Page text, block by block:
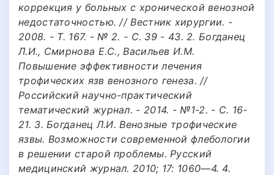
коррекция у больных с хронической венозной
недостаточностью. // Вестник хирургии. -
2008. - Т. 167. - № 2. - С. 39 - 43. 2. Богданец
Л.И., Смирнова Е.С., Васильев И.М.
Повышение эффективности лечения
трофических язв венозного генеза. //
Российский научно-практический
тематический журнал. - 2014. - №1-2. - С. 16-
21. 3. Богданец Л.И. Венозные трофические
язвы. Возможности современной флебологии
в решении старой проблемы. Русский
медицинский журнал. 2010; 17: 1060—4. 4.